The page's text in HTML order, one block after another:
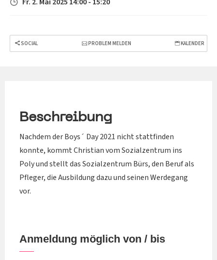
SOCIAL PROBLEM MELDEN KALENDER
Beschreibung
Nachdem der Boys´ Day 2021 nicht stattfinden
konnte, kommt Christian vom Sozialzentrum ins
Poly und stellt das Sozialzentrum Bürs, den Beruf als
Pfleger, die Ausbildung dazu und seinen Werdegang
vor.
Anmeldung möglich von / bis